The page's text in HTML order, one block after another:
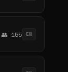
👥 155 EN